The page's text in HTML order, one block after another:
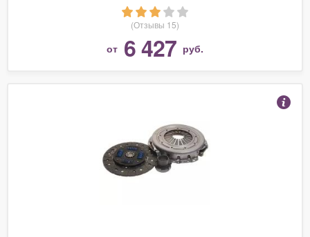
(Отзывы 15)
от 6 427 руб.